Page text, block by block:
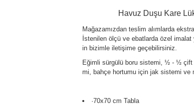
Havuz Duşu Kare
Mağazamızdan teslim alımlarda
İstenilen ölçü ve ebatlarda özel
in bizimle iletişime geçebilirsiniz.
Eğimli sürgülü boru sistemi, ½ - ½
mi, bahçe hortumu için jak sistemi ve
·70x70 cm Tabla